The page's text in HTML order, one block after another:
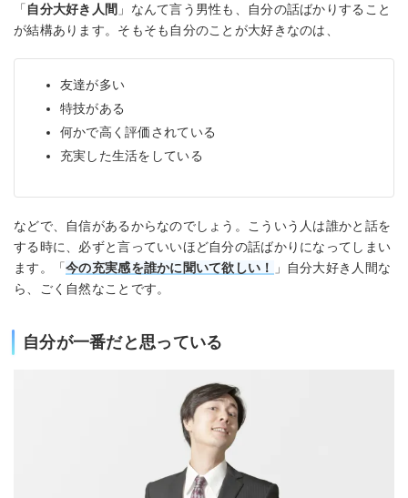
「 自分大好き人間 」なんて言う男性も、自分の話ばかりすること
が結構あります。そもそも自分のことが大好きなのは、
友達が多い
特技がある
何かで高く評価されている
充実した生活をしている
などで、自信があるからなのでしょう。こういう人は誰かと話を
する時に、必ずと言っていいほど自分の話ばかりになってしまい
ます。「今の充実感を誰かに聞いて欲しい！
」自分大好き人間な
ら、ごく自然なことです。
自分が一番だと思っている